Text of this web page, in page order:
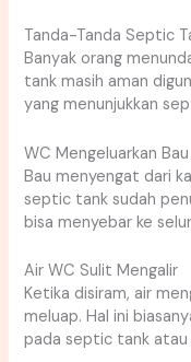
Tanda-Tanda Septic
Banyak orang
tank masih aman
yang menunjukkan
WC Mengeluarkan
Bau menyengat dari
septic tank sudah
bisa menyebar ke
Air WC Sulit Mengalir
Ketika disiram, air
meluap. Hal ini
pada septic tank atau